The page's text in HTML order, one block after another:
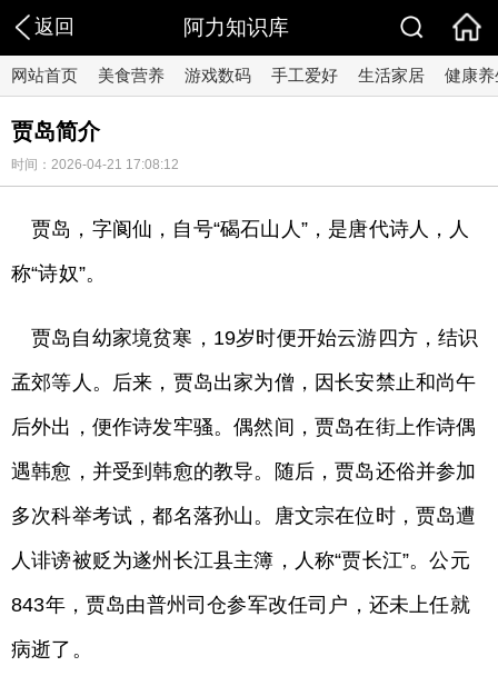
返回 阿力知识库
网站首页 美食营养 游戏数码 手工爱好 生活家居 健康养
贾岛简介
时间：2026-04-21 17:08:12
贾岛，字阆仙，自号“碣石山人”，是唐代诗人，人
称“诗奴”。
贾岛自幼家境贫寒，19岁时便开始云游四方，结识
孟郊等人。后来，贾岛出家为僧，因长安禁止和尚午
后外出，便作诗发牢骚。偶然间，贾岛在街上作诗偶
遇韩愈，并受到韩愈的教导。随后，贾岛还俗并参加
多次科举考试，都名落孙山。唐文宗在位时，贾岛遭
人诽谤被贬为遂州长江县主簿，人称“贾长江”。公元
843年，贾岛由普州司仓参军改任司户，还未上任就
病逝了。